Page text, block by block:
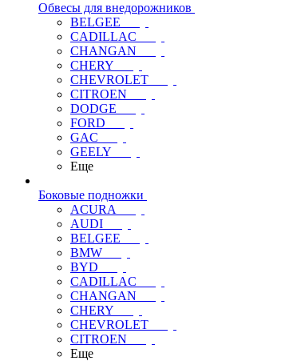
Обвесы для внедорожников
BELGEE
CADILLAC
CHANGAN
CHERY
CHEVROLET
CITROEN
DODGE
FORD
GAC
GEELY
Еще
Боковые подножки
ACURA
AUDI
BELGEE
BMW
BYD
CADILLAC
CHANGAN
CHERY
CHEVROLET
CITROEN
Еще